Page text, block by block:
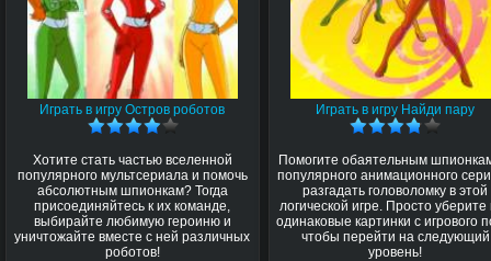
Играть в игру Остров роботов
Хотите стать частью вселенной
популярного мультсериала и помочь
абсолютным шпионкам? Тогда
присоединяйтесь к их команде,
выбирайте любимую героиню и
уничтожайте вместе с ней различных
роботов!
Играть в игру Найди пару
Помогите обаятельным
популярного анимационного
разгадать головоломку в этой
логической игре. Просто уберите
одинаковые картинки с игрового
чтобы перейти на следующий
уровень!